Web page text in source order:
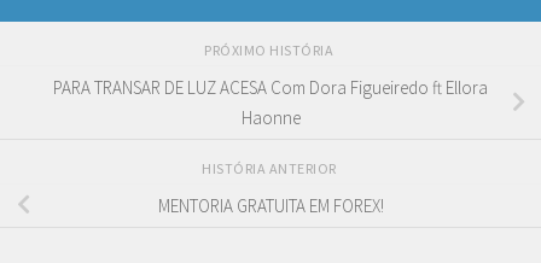
PRÓXIMO HISTÓRIA
PARA TRANSAR DE LUZ ACESA Com Dora Figueiredo ft Ellora
Haonne
HISTÓRIA ANTERIOR
MENTORIA GRATUITA EM FOREX!